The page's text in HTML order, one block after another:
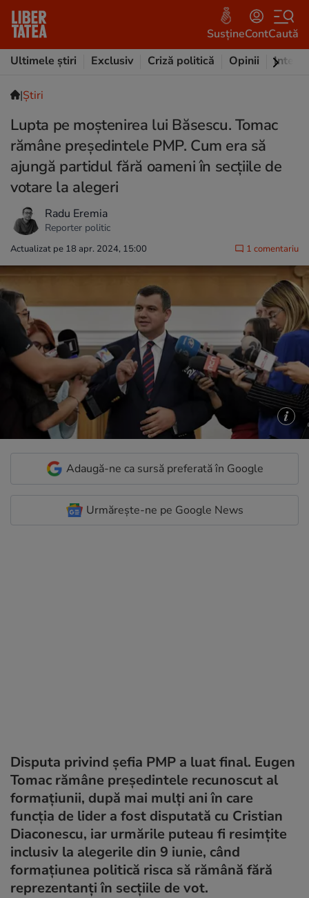
SusțineContCaută
Ultimele știri
Exclusiv Criză politică Opinii
|Ştiri
Lupta pe moștenirea lui Băsescu. Tomac
rămâne președintele PMP. Cum era să
ajungă partidul fără oameni în secțiile de
votare la alegeri
Radu Eremia
Reporter politic
Actualizat pe 18 apr. 2024, 15:00 1 comentariu
Adaugă-ne ca sursă preferată în Google
Urmărește-ne pe Google News
Disputa privind șefia PMP a luat final. Eugen
Tomac rămâne președintele recunoscut al
formațiunii, după mai mulți ani în care
funcția de lider a fost disputată cu Cristian
Diaconescu, iar urmările puteau fi resimțite
inclusiv la alegerile din 9 iunie, când
formațiunea politică risca să rămână fără
reprezentanți în secțiile de vot.